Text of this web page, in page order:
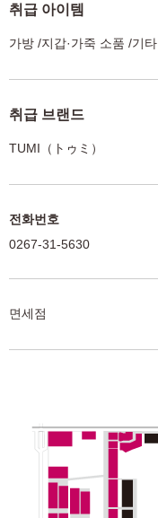
취급 아이템
가방 /지갑·가죽 소품 /기타
취급 브랜드
TUMI（トゥミ）
전화번호
0267-31-5630
면세점